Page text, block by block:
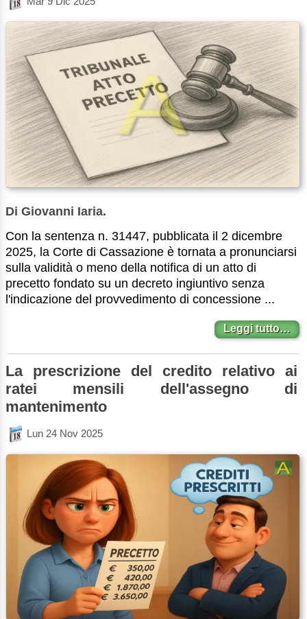
Di Giovanni Iaria.
Con la sentenza n. 31447, pubblicata il 2 dicembre
2025, la Corte di Cassazione è tornata a pronunciarsi
sulla validità o meno della notifica di un atto di
precetto fondato su un decreto ingiuntivo senza
l'indicazione del provvedimento di concessione ...
Leggi tutto…
La prescrizione del credito relativo ai
ratei mensili dell'assegno di
mantenimento
Lun 24 Nov 2025